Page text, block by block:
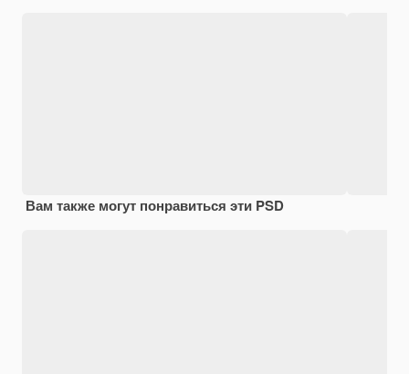
Вам также могут понравиться эти PSD